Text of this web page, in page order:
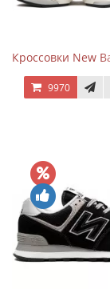
Кроссовки New
9970